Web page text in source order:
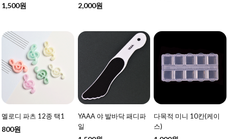
1,500원 2,000원
멜로디 파츠 12종 택1
800원
YAAA 야 발바닥 패디파
일
다목적 미니 10칸(케이
스)